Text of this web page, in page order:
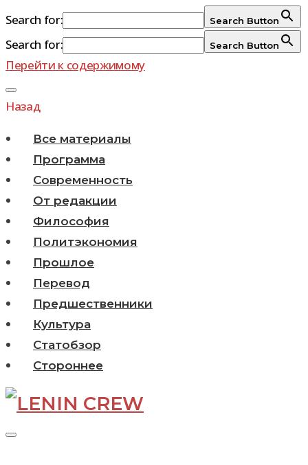
Search for: Search Button
Search for: Search Button
Перейти к содержимому
Назад
Все материалы
Программа
Современность
От редакции
Философия
Политэкономия
Прошлое
Перевод
Предшественники
Культура
Статобзор
Стороннее